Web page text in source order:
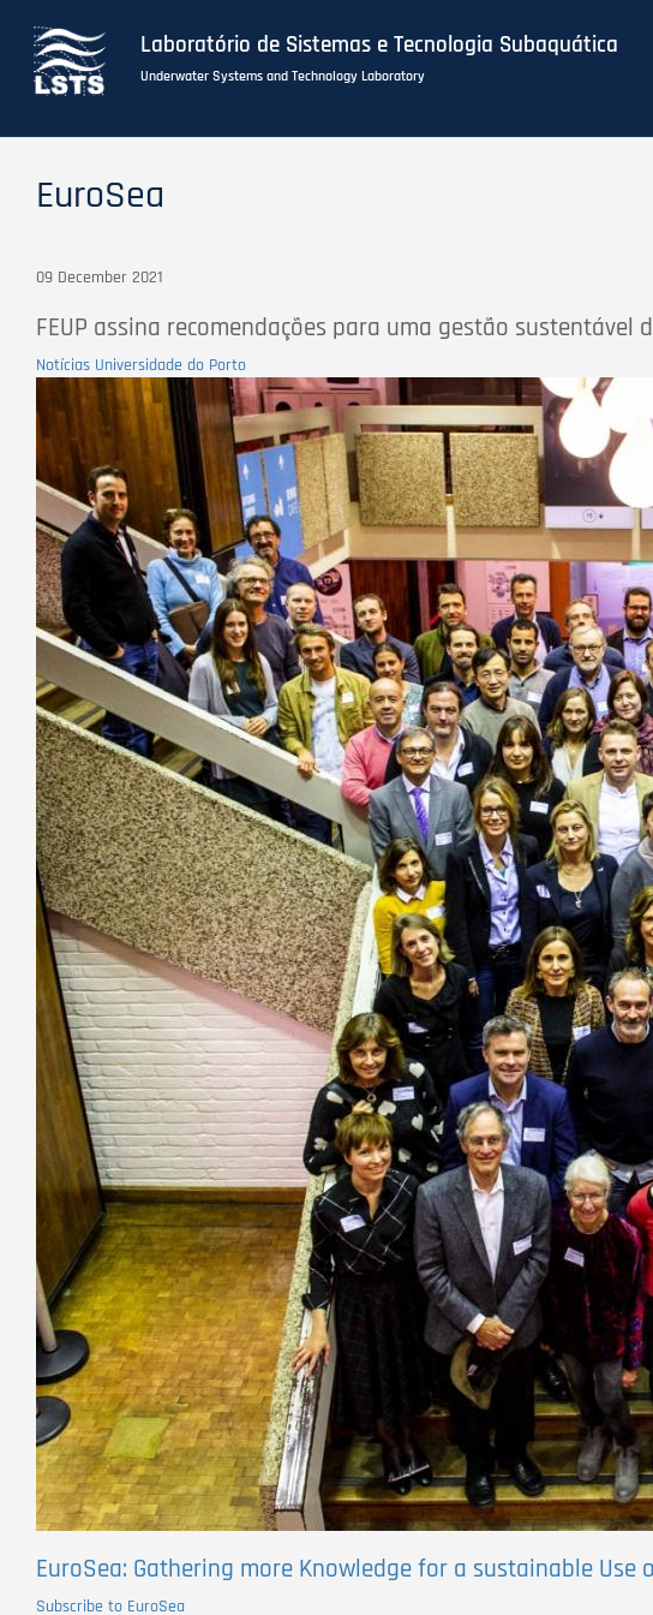
Laboratório de Sistemas e Tecnologia Subaquática
Underwater Systems and Technology Laboratory
EuroSea
09 December 2021
FEUP assina recomendações para uma gestão sustentável
Notícias Universidade do Porto
EuroSea: Gathering more Knowledge for a sustainable Use
Subscribe to EuroSea